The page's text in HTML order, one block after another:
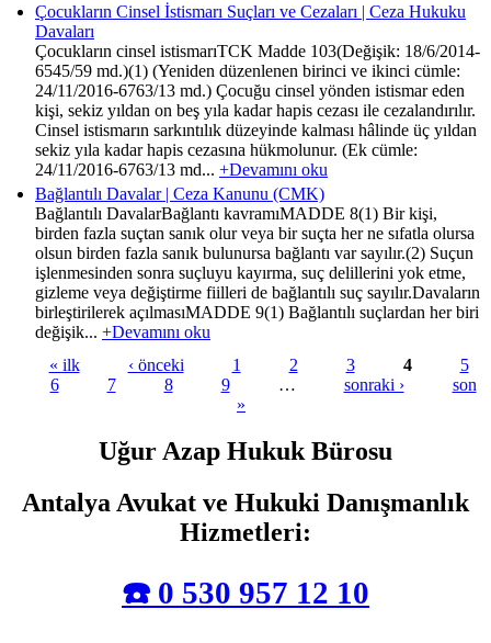
Çocukların Cinsel İstismarı Suçları ve Cezaları | Ceza Hukuku
Davaları
Çocukların cinsel istismarıTCK Madde 103(Değişik: 18/6/2014-
6545/59 md.)(1) (Yeniden düzenlenen birinci ve ikinci cümle:
24/11/2016-6763/13 md.) Çocuğu cinsel yönden istismar eden
kişi, sekiz yıldan on beş yıla kadar hapis cezası ile cezalandırılır.
Cinsel istismarın sarkıntılık düzeyinde kalması hâlinde üç yıldan
sekiz yıla kadar hapis cezasına hükmolunur. (Ek cümle:
24/11/2016-6763/13 md... +Devamını oku
Bağlantılı Davalar | Ceza Kanunu (CMK)
Bağlantılı DavalarBağlantı kavramıMADDE 8(1) Bir kişi,
birden fazla suçtan sanık olur veya bir suçta her ne sıfatla olursa
olsun birden fazla sanık bulunursa bağlantı var sayılır.(2) Suçun
işlenmesinden sonra suçluyu kayırma, suç delillerini yok etme,
gizleme veya değiştirme fiilleri de bağlantılı suç sayılır.Davaların
birleştirilerek açılmasıMADDE 9(1) Bağlantılı suçlardan her biri
değişik... +Devamını oku
Sayfalar
« ilk ‹ önceki 1 2 3 4
5
6
7 8 9 … sonraki ›
son
»
Uğur Azap Hukuk Bürosu
Antalya Avukat ve Hukuki Danışmanlık
Hizmetleri:
☎️ 0 530 957 12 10